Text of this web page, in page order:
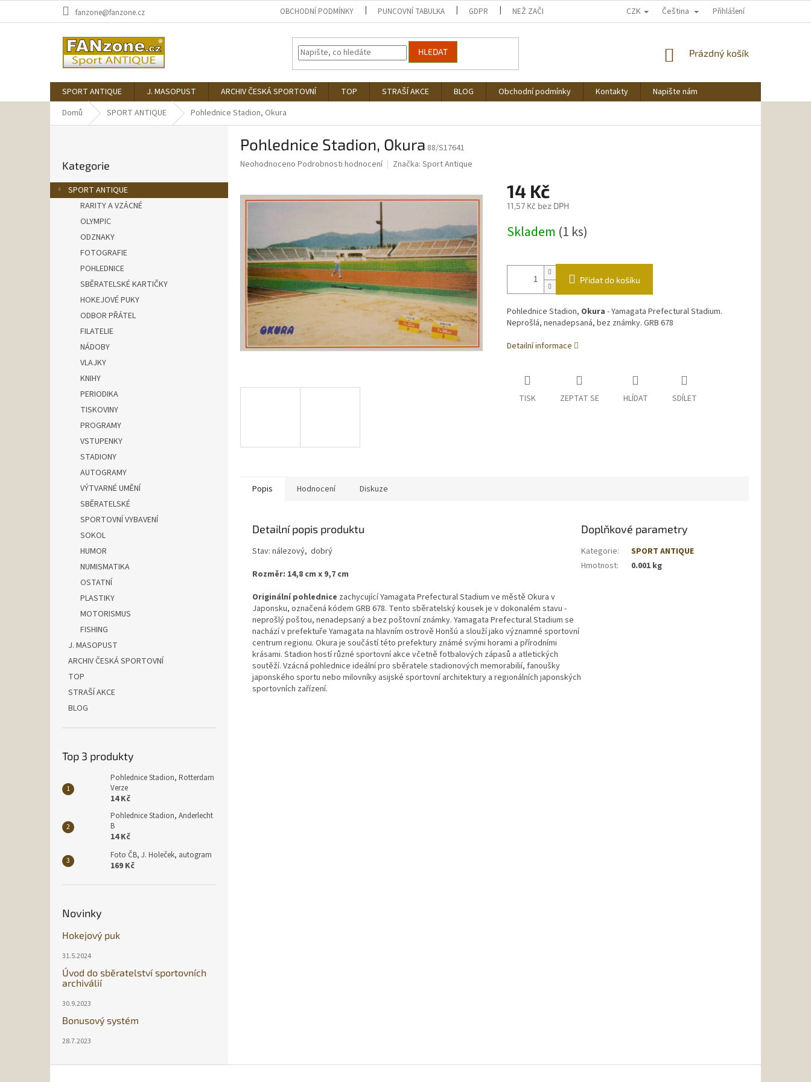
fanzone@fanzone.cz OBCHODNÍ PODMÍNKY PUNCOVNÍ TABULKA GDPR NEŽ ZAČNU NAKUPOVAT CZK Čeština Přihlášení
HLEDAT
NÁKUPNÍ
Prázdný košík
SPORT ANTIQUE J. MASOPUST ARCHIV ČESKÁ SPORTOVNÍ TOP STRAŠÍ AKCE BLOG Obchodní podmínky Kontakty
Napište nám
Domů
SPORT ANTIQUE Pohlednice Stadion, Okura
r
a
kategorie
Kategorie
SPORT ANTIQUE
RARITY A VZÁCNÉ
OLYMPIC
ODZNAKY
FOTOGRAFIE
POHLEDNICE
SBĚRATELSKÉ KARTIČKY
HOKEJOVÉ PUKY
ODBOR PŘÁTEL
FILATELIE
NÁDOBY
VLAJKY
KNIHY
PERIODIKA
TISKOVINY
PROGRAMY
VSTUPENKY
STADIONY
AUTOGRAMY
VÝTVARNÉ UMĚNÍ
SBĚRATELSKÉ
SPORTOVNÍ VYBAVENÍ
SOKOL
HUMOR
NUMISMATIKA
OSTATNÍ
PLASTIKY
MOTORISMUS
FISHING
J. MASOPUST
ARCHIV ČESKÁ SPORTOVNÍ
TOP
STRAŠÍ AKCE
BLOG
Top 3 produkty
Pohlednice Stadion, Rotterdam
Verze
14 Kč
Pohlednice Stadion, Anderlecht
B
14 Kč
Foto ČB, J. Holeček, autogram
169 Kč
Novinky
Hokejový puk
31.5.2024
Úvod do sběratelství sportovních
archiválií
30.9.2023
Bonusový systém
28.7.2023
Pohlednice Stadion, Okura 88/S17641
Průměrné
je
hvězdiček.
Neohodnoceno Podrobnosti hodnocení Značka: Sport Antique
14 Kč
11,57 Kč bez DPH
cena:
Skladem (1 ks)
Přidat do košíku
Pohlednice Stadion, Okura - Yamagata Prefectural Stadium.
Neprošlá, nenadepsaná, bez známky. GRB 678
Detailní informace
TISK ZEPTAT SE HLÍDAT SDÍLET
Popis Hodnocení Diskuze
Detailní popis produktu
Stav: nálezový, dobrý
Rozměr: 14,8 cm x 9,7 cm
Originální pohlednice zachycující Yamagata Prefectural Stadium ve městě Okura v
Japonsku, označená kódem GRB 678. Tento sběratelský kousek je v dokonalém stavu -
neprošlý poštou, nenadepsaný a bez poštovní známky. Yamagata Prefectural Stadium se
nachází v prefektuře Yamagata na hlavním ostrově Honšú a slouží jako významné sportovní
centrum regionu. Okura je součástí této prefektury známé svými horami a přírodními
krásami. Stadion hostí různé sportovní akce včetně fotbalových zápasů a atletických
soutěží. Vzácná pohlednice ideální pro sběratele stadionových memorabilií, fanoušky
japonského sportu nebo milovníky asijské sportovní architektury a regionálních japonských
sportovních zařízení.
Doplňkové parametry
Kategorie:
SPORT ANTIQUE
Hmotnost: 0.001 kg